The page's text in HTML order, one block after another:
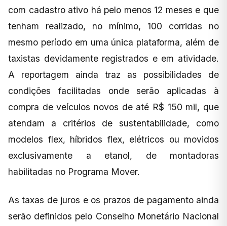
com cadastro ativo há pelo menos 12 meses e que
tenham realizado, no mínimo, 100 corridas no
mesmo período em uma única plataforma, além de
taxistas devidamente registrados e em atividade.
A reportagem ainda traz as possibilidades de
condições facilitadas onde serão aplicadas à
compra de veículos novos de até R$ 150 mil, que
atendam a critérios de sustentabilidade, como
modelos flex, híbridos flex, elétricos ou movidos
exclusivamente a etanol, de montadoras
habilitadas no Programa Mover.
As taxas de juros e os prazos de pagamento ainda
serão definidos pelo Conselho Monetário Nacional